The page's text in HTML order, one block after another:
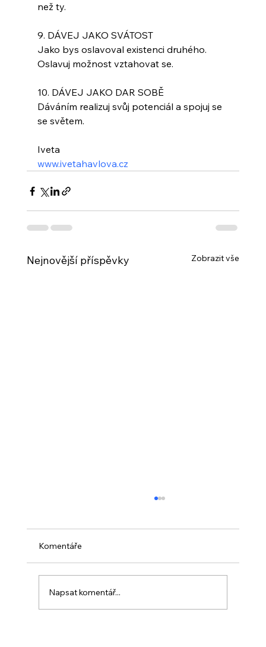
než ty.
9. DÁVEJ JAKO SVÁTOST
Jako bys oslavoval existenci druhého.
Oslavuj možnost vztahovat se.
10. DÁVEJ JAKO DAR SOBĚ
Dáváním realizuj svůj potenciál a spojuj se
se světem.
Iveta
www.ivetahavlova.cz
Nejnovější příspěvky Zobrazit vše
Komentáře
Napsat komentář...